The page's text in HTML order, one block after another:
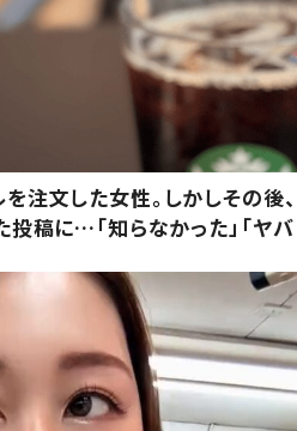
注文した女性。しかしその後、
稿に…「知らなかった」「ヤバ